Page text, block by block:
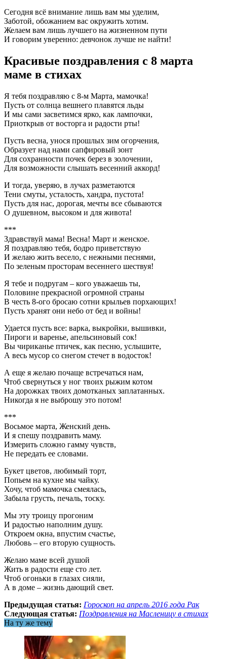
Сегодня всё внимание лишь вам мы уделим,
Заботой, обожанием вас окружить хотим.
Желаем вам лишь лучшего на жизненном пути
И говорим уверенно: девчонок лучше не найти!
Красивые поздравления с 8 марта
маме в стихах
Я тебя поздравляю с 8-м Марта, мамочка!
Пусть от солнца вешнего плавятся льды
И мы сами засветимся ярко, как лампочки,
Приоткрыв от восторга и радости рты!
Пусть весна, унося прошлых зим огорчения,
Образует над нами сапфировый зонт
Для сохранности почек берез в золочении,
Для возможности слышать весенний аккорд!
И тогда, уверяю, в лучах разметаются
Тени смуты, усталость, хандра, пустота!
Пусть для нас, дорогая, мечты все сбываются
О душевном, высоком и для живота!
***
Здравствуй мама! Весна! Март и женское.
Я поздравляю тебя, бодро приветствую
И желаю жить весело, с нежными песнями,
По зеленым просторам весеннего шествуя!
Я тебе и подругам – кого уважаешь ты,
Половине прекрасной огромной страны
В честь 8-ого бросаю сотни крыльев порхающих!
Пусть хранят они небо от бед и войны!
Удается пусть все: варка, выкройки, вышивки,
Пироги и варенье, апельсиновый сок!
Вы чириканье птичек, как песню, услышите,
А весь мусор со снегом стечет в водосток!
А еще я желаю почаще встречаться нам,
Чтоб свернуться у ног твоих рыжим котом
На дорожках твоих домотканых заплатанных.
Никогда я не выброшу это потом!
***
Восьмое марта, Женский день.
И я спешу поздравить маму.
Измерить сложно гамму чувств,
Не передать ее словами.
Букет цветов, любимый торт,
Попьем на кухне мы чайку.
Хочу, чтоб мамочка смеялась,
Забыла грусть, печаль, тоску.
Мы эту троицу прогоним
И радостью наполним душу.
Откроем окна, впустим счастье,
Любовь – его вторую сущность.
Желаю маме всей душой
Жить в радости еще сто лет.
Чтоб огоньки в глазах сияли,
А в доме – жизнь дающий свет.
Предыдущая статья: Гороскоп на апрель 2016 года Рак
Следующая статья: Поздравления на Масленицу в стихах
На ту же тему